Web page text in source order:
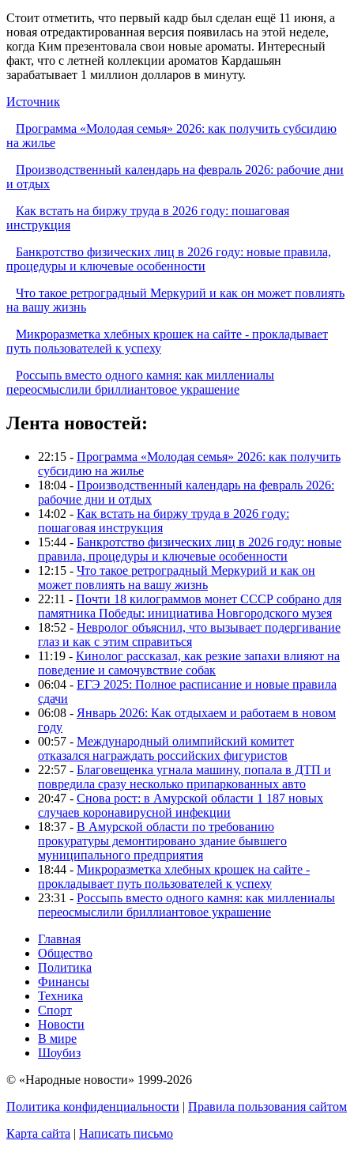
Стоит отметить, что первый кадр был сделан ещё 11 июня, а
новая отредактированная версия появилась на этой неделе,
когда Ким презентовала свои новые ароматы. Интересный
факт, что с летней коллекции ароматов Кардашьян
зарабатывает 1 миллион долларов в минуту.
Источник
Программа «Молодая семья» 2026: как получить субсидию
на жилье
Производственный календарь на февраль 2026: рабочие дни
и отдых
Как встать на биржу труда в 2026 году: пошаговая
инструкция
Банкротство физических лиц в 2026 году: новые правила,
процедуры и ключевые особенности
Что такое ретроградный Меркурий и как он может повлиять
на вашу жизнь
Микроразметка хлебных крошек на сайте - прокладывает
путь пользователей к успеху
Россыпь вместо одного камня: как миллениалы
переосмыслили бриллиантовое украшение
Лента новостей:
22:15 - Программа «Молодая семья» 2026: как получить
субсидию на жилье
18:04 - Производственный календарь на февраль 2026:
рабочие дни и отдых
14:02 - Как встать на биржу труда в 2026 году:
пошаговая инструкция
15:44 - Банкротство физических лиц в 2026 году: новые
правила, процедуры и ключевые особенности
12:15 - Что такое ретроградный Меркурий и как он
может повлиять на вашу жизнь
22:11 - Почти 18 килограммов монет СССР собрано для
памятника Победы: инициатива Новгородского музея
18:52 - Невролог объяснил, что вызывает подергивание
глаз и как с этим справиться
11:19 - Кинолог рассказал, как резкие запахи влияют на
поведение и самочувствие собак
06:04 - ЕГЭ 2025: Полное расписание и новые правила
сдачи
06:08 - Январь 2026: Как отдыхаем и работаем в новом
году
00:57 - Международный олимпийский комитет
отказался награждать российских фигуристов
22:57 - Благовещенка угнала машину, попала в ДТП и
повредила сразу несколько припаркованных авто
20:47 - Снова рост: в Амурской области 1 187 новых
случаев коронавирусной инфекции
18:37 - В Амурской области по требованию
прокуратуры демонтировано здание бывшего
муниципального предприятия
18:44 - Микроразметка хлебных крошек на сайте -
прокладывает путь пользователей к успеху
23:31 - Россыпь вместо одного камня: как миллениалы
переосмыслили бриллиантовое украшение
Главная
Общество
Политика
Финансы
Техника
Спорт
Новости
В мире
Шоубиз
© «Народные новости» 1999-2026
Политика конфиденциальности | Правила пользования сайтом
Карта сайта | Написать письмо